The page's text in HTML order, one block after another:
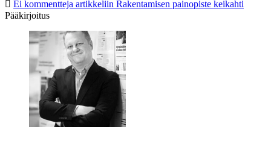
Ei kommentteja artikkeliin Rakentamisen painopiste keikahti
Pääkirjoitus